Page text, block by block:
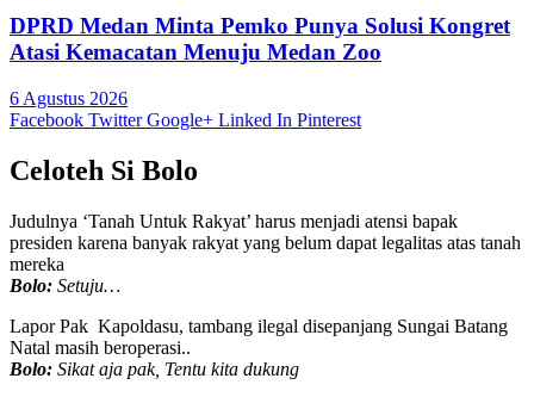
DPRD Medan Minta Pemko Punya Solusi Kongret
Atasi Kemacatan Menuju Medan Zoo
6 Agustus 2026
Facebook Twitter Google+ Linked In Pinterest
Celoteh Si Bolo
Judulnya ‘Tanah Untuk Rakyat’ harus menjadi atensi bapak
presiden karena banyak rakyat yang belum dapat legalitas atas tanah
mereka
Bolo: Setuju…
Lapor Pak Kapoldasu, tambang ilegal disepanjang Sungai Batang
Natal masih beroperasi..
Bolo: Sikat aja pak, Tentu kita dukung